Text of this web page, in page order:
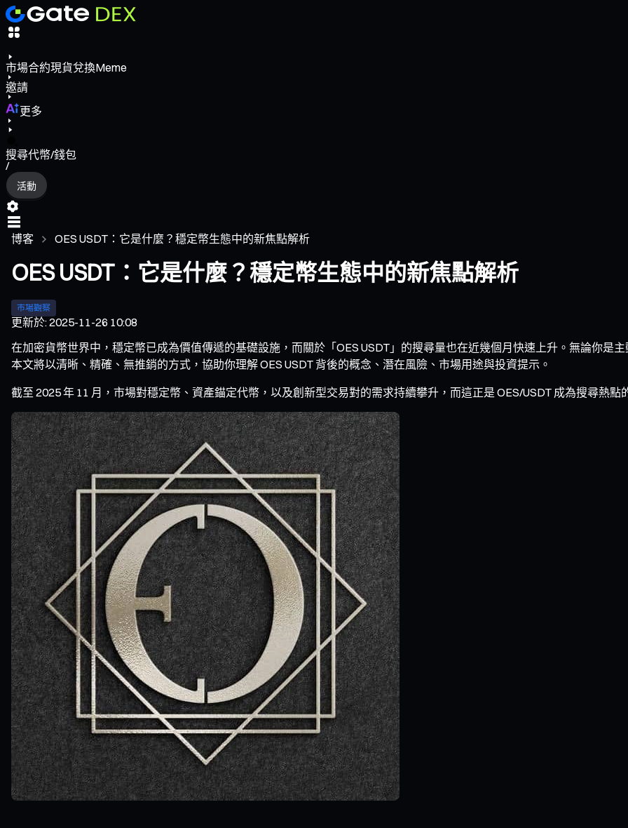
市場合約現貨兌換Meme
邀請
更多
搜尋代幣/錢包
/
活動
博客 OES USDT：它是什麼？穩定幣生態中的新焦點解析
OES USDT：它是什麼？穩定幣生態中的新焦點解析
市場觀察
更新於:2025-11-26 10:08
在加密貨幣世界中，穩定幣已成為價值傳遞的基礎設施，而關於「OES USDT」的搜尋量也在近幾個月快速上升。無論你是
本文將以清晰、精確、無推銷的方式，協助你理解 OES USDT 背後的概念、潛在風險、市場用途與投資提示。
截至 2025 年 11 月，市場對穩定幣、資產錨定代幣，以及創新型交易對的需求持續攀升，而這正是 OES/USDT 成為搜尋熱點